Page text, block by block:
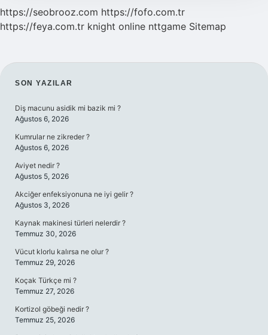
https://seobrooz.com https://fofo.com.tr
https://feya.com.tr knight online nttgame Sitemap
SIDEBAR
SON YAZILAR
Diş macunu asidik mi bazik mi ?
Ağustos 6, 2026
Kumrular ne zikreder ?
Ağustos 6, 2026
Aviyet nedir ?
Ağustos 5, 2026
Akciğer enfeksiyonuna ne iyi gelir ?
Ağustos 3, 2026
Kaynak makinesi türleri nelerdir ?
Temmuz 30, 2026
Vücut klorlu kalırsa ne olur ?
Temmuz 29, 2026
Koçak Türkçe mi ?
Temmuz 27, 2026
Kortizol göbeği nedir ?
Temmuz 25, 2026